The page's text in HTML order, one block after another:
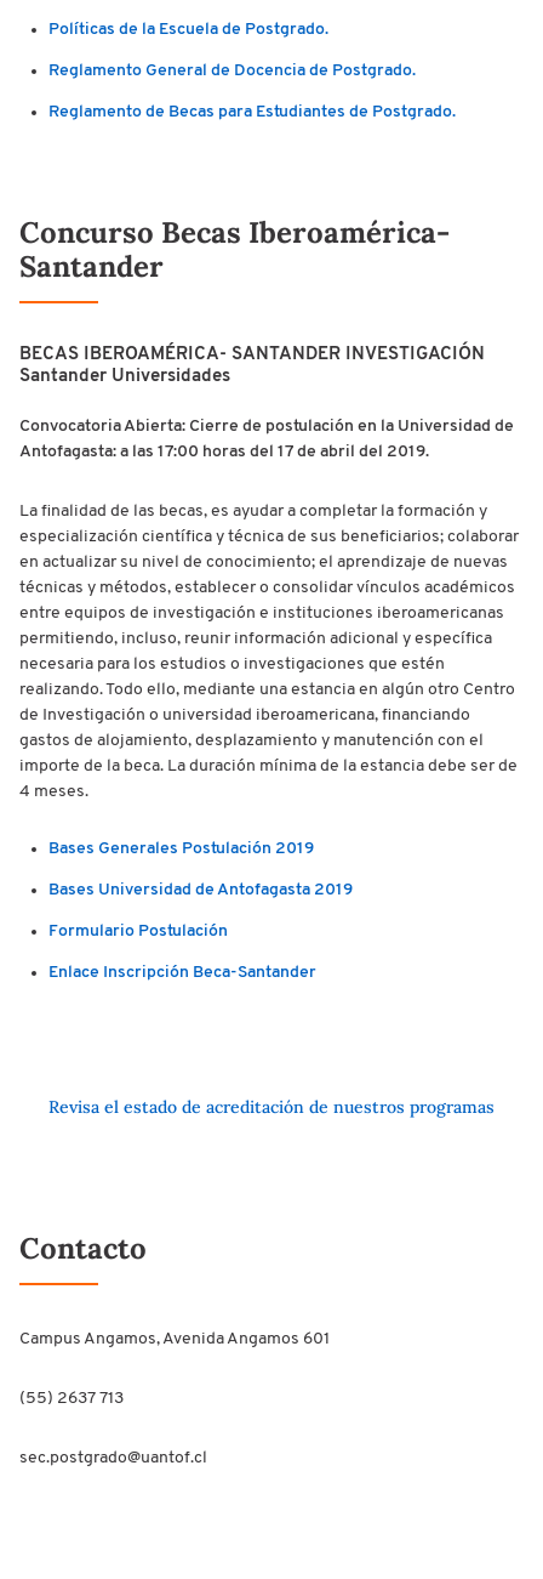
Políticas de la Escuela de Postgrado.
Reglamento General de Docencia de Postgrado.
Reglamento de Becas para Estudiantes de Postgrado.
Concurso Becas Iberoamérica-
Santander
BECAS IBEROAMÉRICA- SANTANDER INVESTIGACIÓN
Santander Universidades
Convocatoria Abierta: Cierre de postulación en la Universidad de
Antofagasta: a las 17:00 horas del 17 de abril del 2019.
La finalidad de las becas, es ayudar a completar la formación y
especialización científica y técnica de sus beneficiarios; colaborar
en actualizar su nivel de conocimiento; el aprendizaje de nuevas
técnicas y métodos, establecer o consolidar vínculos académicos
entre equipos de investigación e instituciones iberoamericanas
permitiendo, incluso, reunir información adicional y específica
necesaria para los estudios o investigaciones que estén
realizando. Todo ello, mediante una estancia en algún otro Centro
de Investigación o universidad iberoamericana, financiando
gastos de alojamiento, desplazamiento y manutención con el
importe de la beca. La duración mínima de la estancia debe ser de
4 meses.
Bases Generales Postulación 2019
Bases Universidad de Antofagasta 2019
Formulario Postulación
Enlace Inscripción Beca-Santander
Revisa el estado de acreditación de nuestros programas
Contacto
Campus Angamos, Avenida Angamos 601
(55) 2637 713
sec.postgrado@uantof.cl